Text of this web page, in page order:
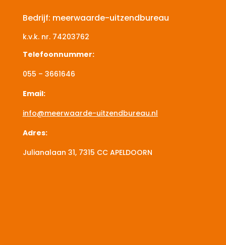
Bedrijf: meerwaarde-uitzendbureau
k.v.k. nr.74203762
Telefoonnummer:
055 – 3661646
Email:
info@meerwaarde-uitzendbureau.nl
Adres:
Julianalaan 31, 7315 CCAPELDOORN